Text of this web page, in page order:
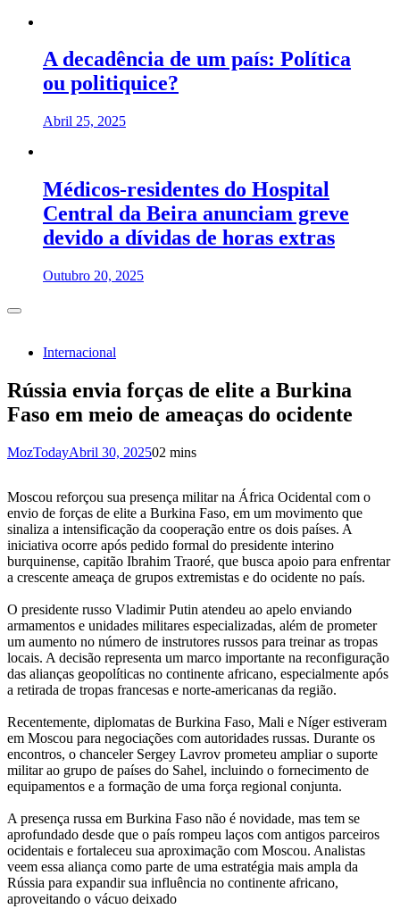
A decadência de um país: Política
ou politiquice?
Abril 25, 2025
Médicos-residentes do Hospital
Central da Beira anunciam greve
devido a dívidas de horas extras
Outubro 20, 2025
Internacional
Rússia envia forças de elite a Burkina
Faso em meio de ameaças do ocidente
MozTodayAbril 30, 202502 mins
Moscou reforçou sua presença militar na África Ocidental com o
envio de forças de elite a Burkina Faso, em um movimento que
sinaliza a intensificação da cooperação entre os dois países. A
iniciativa ocorre após pedido formal do presidente interino
burquinense, capitão Ibrahim Traoré, que busca apoio para enfrentar
a crescente ameaça de grupos extremistas e do ocidente no país.
O presidente russo Vladimir Putin atendeu ao apelo enviando
armamentos e unidades militares especializadas, além de prometer
um aumento no número de instrutores russos para treinar as tropas
locais. A decisão representa um marco importante na reconfiguração
das alianças geopolíticas no continente africano, especialmente após
a retirada de tropas francesas e norte-americanas da região.
Recentemente, diplomatas de Burkina Faso, Mali e Níger estiveram
em Moscou para negociações com autoridades russas. Durante os
encontros, o chanceler Sergey Lavrov prometeu ampliar o suporte
militar ao grupo de países do Sahel, incluindo o fornecimento de
equipamentos e a formação de uma força regional conjunta.
A presença russa em Burkina Faso não é novidade, mas tem se
aprofundado desde que o país rompeu laços com antigos parceiros
ocidentais e fortaleceu sua aproximação com Moscou. Analistas
veem essa aliança como parte de uma estratégia mais ampla da
Rússia para expandir sua influência no continente africano,
aproveitando o vácuo deixado